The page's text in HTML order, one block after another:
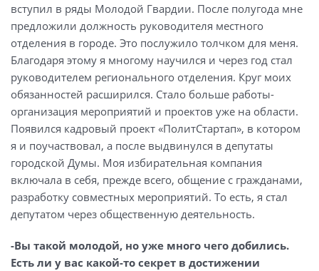
вступил в ряды Молодой Гвардии. После полугода мне
предложили должность руководителя местного
отделения в городе. Это послужило толчком для меня.
Благодаря этому я многому научился и через год стал
руководителем регионального отделения. Круг моих
обязанностей расширился. Стало больше работы-
организация мероприятий и проектов уже на области.
Появился кадровый проект «ПолитСтартап», в котором
я и поучаствовал, а после выдвинулся в депутаты
городской Думы. Моя избирательная компания
включала в себя, прежде всего, общение с гражданами,
разработку совместных мероприятий. То есть, я стал
депутатом через общественную деятельность.
-Вы такой молодой, но уже много чего добились.
Есть ли у вас какой-то секрет в достижении